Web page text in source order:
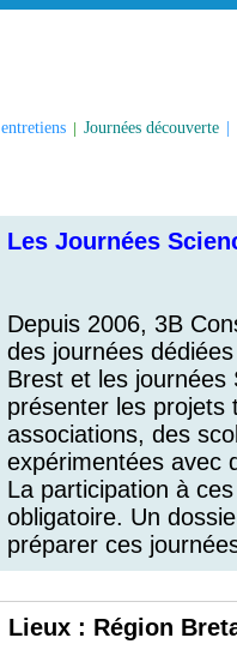
entretiens | Journées découverte
Les Journées
Depuis 2006, 3B
des journées
Brest et les journées
présenter les projets
associations, des
expérimentées avec
La participation à
obligatoire. Un
préparer ces
Lieux : Région